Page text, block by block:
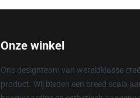
Onze winkel
Ons designteam van wereldklasse
product. Wij bieden een breed scala